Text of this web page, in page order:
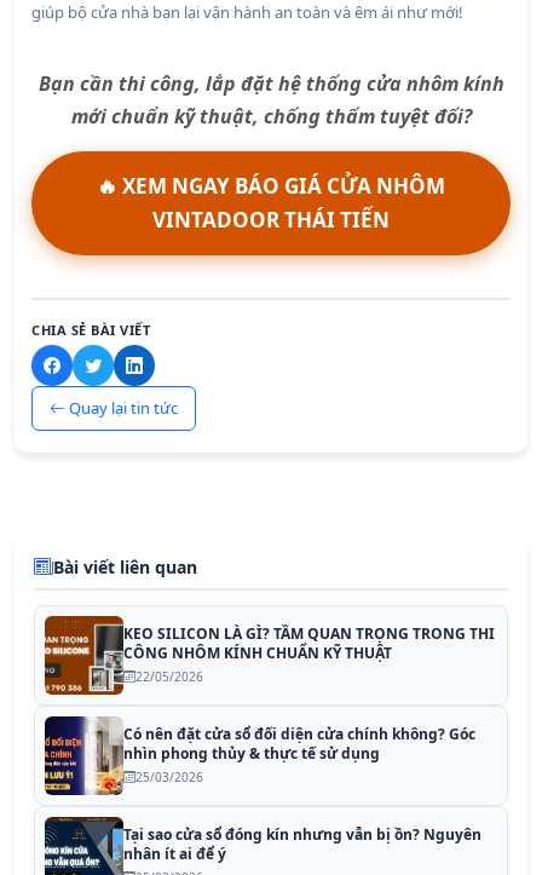
giúp bộ cửa nhà bạn lại vận hành an toàn và êm ái như mới!
Bạn cần thi công, lắp đặt hệ thống cửa nhôm kính
mới chuẩn kỹ thuật, chống thấm tuyệt đối?
🔥 XEM NGAY BÁO GIÁ CỬA NHÔM
VINTADOOR THÁI TIẾN
CHIA SẺ BÀI VIẾT
Quay lại tin tức
Bài viết liên quan
KEO SILICON LÀ GÌ? TẦM QUAN TRỌNG TRONG THI
CÔNG NHÔM KÍNH CHUẨN KỸ THUẬT
22/05/2026
Có nên đặt cửa sổ đối diện cửa chính không? Góc
nhìn phong thủy & thực tế sử dụng
25/03/2026
Tại sao cửa sổ đóng kín nhưng vẫn bị ồn? Nguyên
nhân ít ai để ý